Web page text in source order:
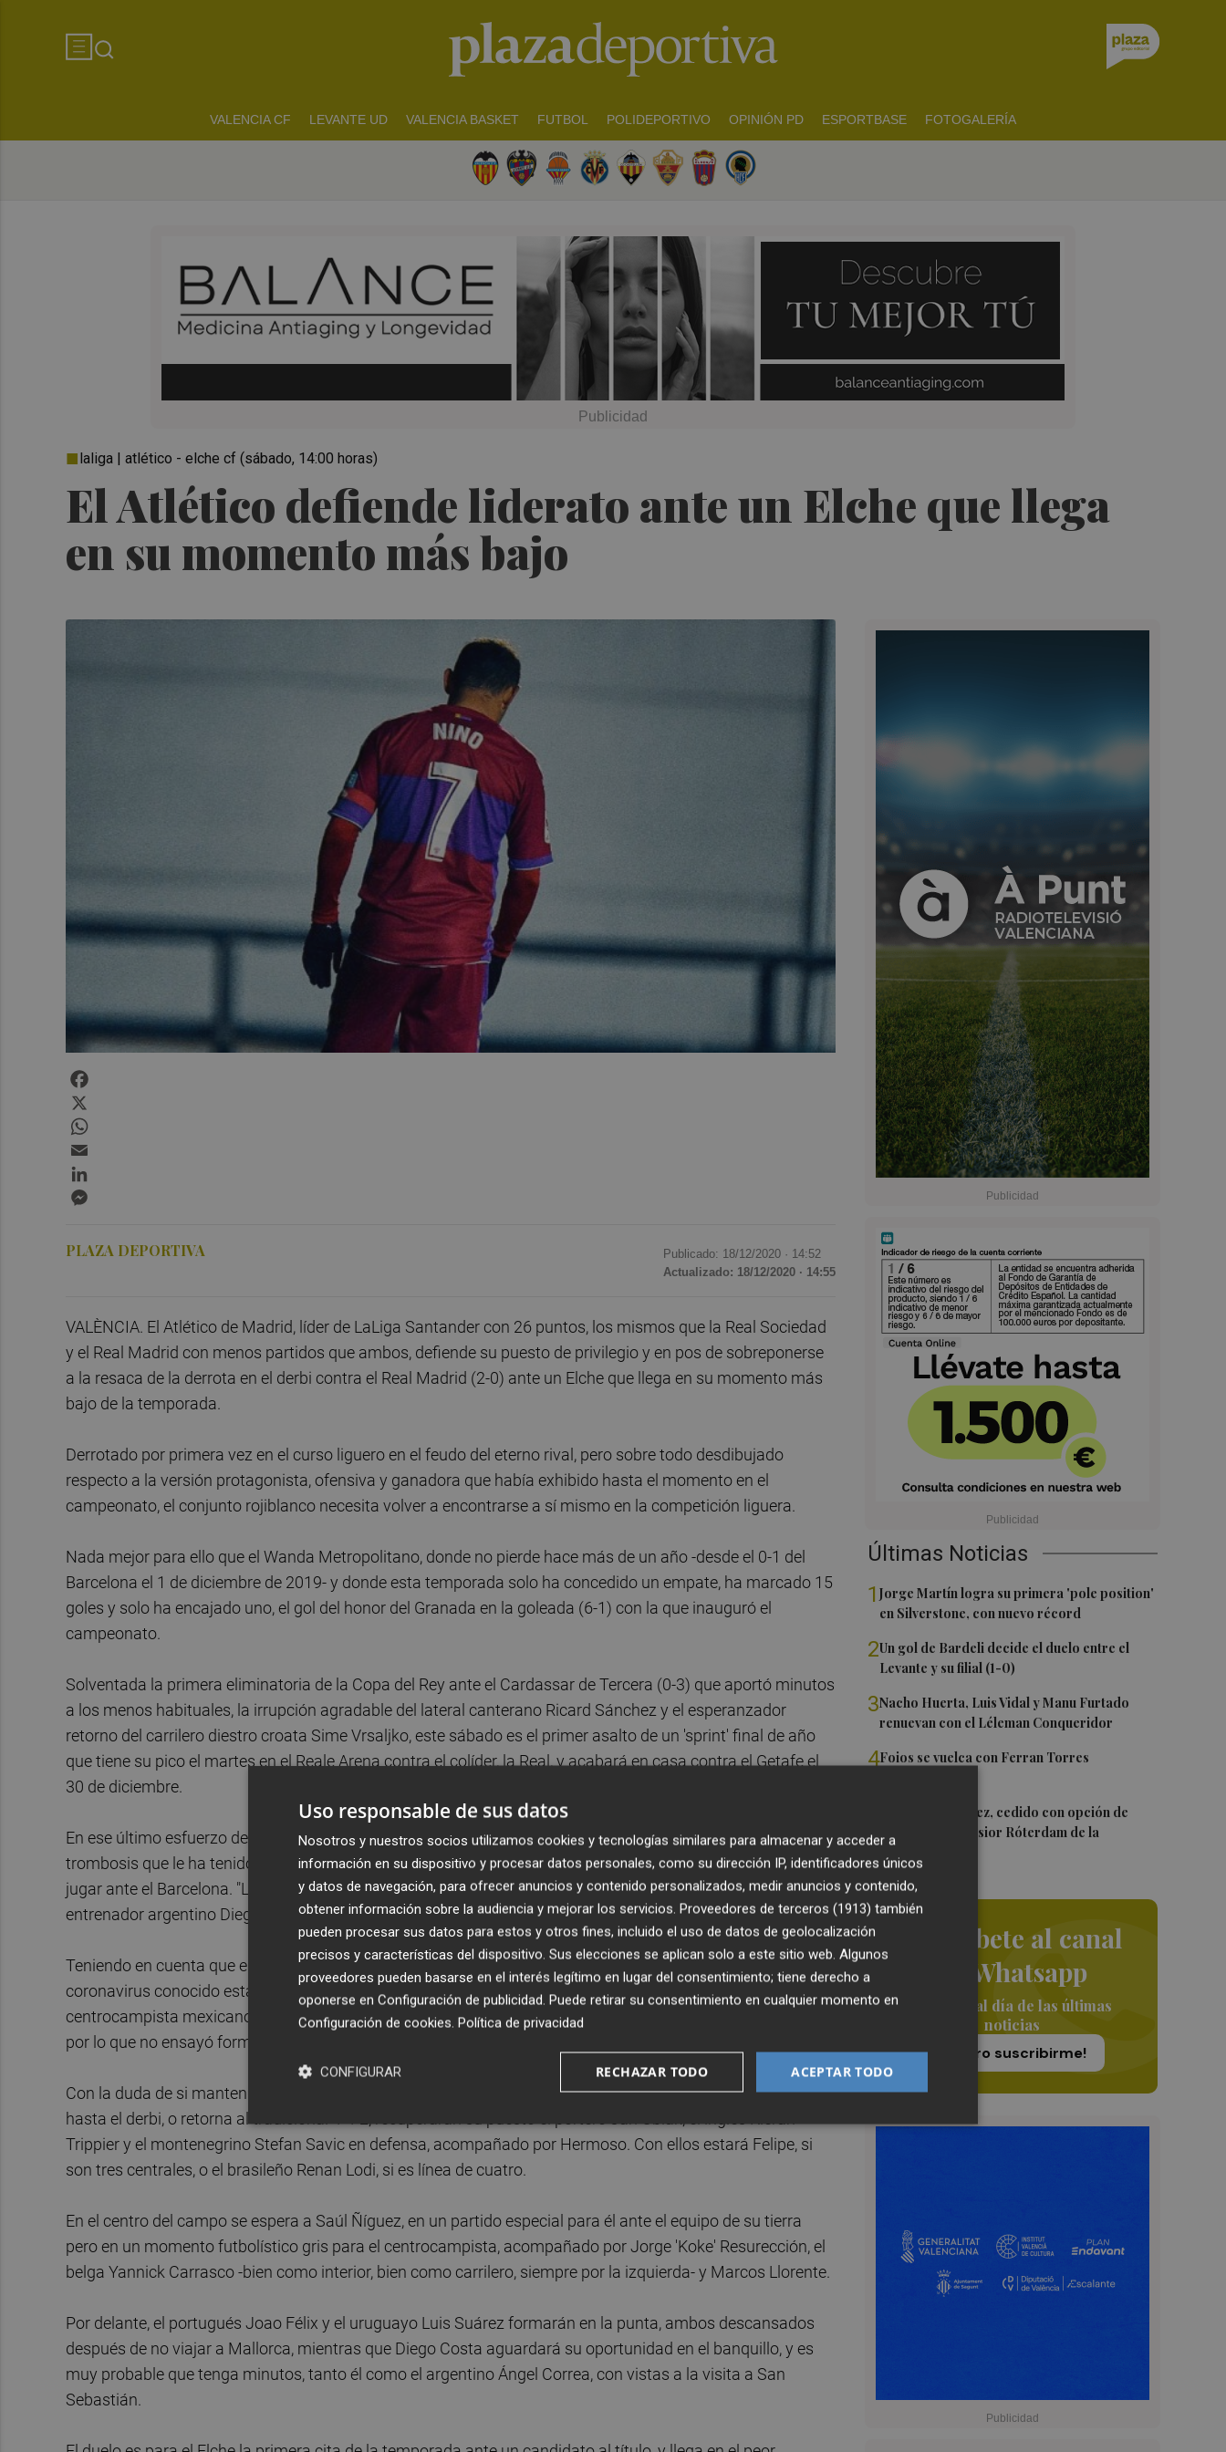
VALENCIA CF LEVANTE UD VALENCIA BASKET FUTBOL POLIDEPORTIVO OPINIÓN PD ESPORTBASE FOTOGALERÍA
El Atlético defiende liderato ante un Elche que llega
en su momento más bajo
laliga | atlético - elche cf (sábado, 14:00 horas)
Últimas Noticias
1Jorge Martín logra su primera 'pole position'
en Silverstone, con nuevo récord
2Un gol de Bardeli decide el duelo entre el
Levante y su filial (1-0)
3Nacho Huerta, Luis Vidal y Manu Furtado
renuevan con el Léleman Conqueridor
4Foios se vuelca con Ferran Torres
Mario Domínguez, cedido con opción de
compra al Excelsior Róterdam de la
Suscríbete al canal
de Whatsapp
Siempre al día de las últimas
noticias
¡Quiero suscribirme!
PLAZA DEPORTIVA Publicado: 18/12/2020 · 14:52
Actualizado: 18/12/2020 · 14:55
VALÈNCIA. El Atlético de Madrid, líder de LaLiga Santander con 26 puntos, los mismos que la Real Sociedad
y el Real Madrid con menos partidos que ambos, defiende su puesto de privilegio y en pos de sobreponerse
a la resaca de la derrota en el derbi contra el Real Madrid (2-0) ante un Elche que llega en su momento más
bajo de la temporada.
Derrotado por primera vez en el curso liguero en el feudo del eterno rival, pero sobre todo desdibujado
respecto a la versión protagonista, ofensiva y ganadora que había exhibido hasta el momento en el
campeonato, el conjunto rojiblanco necesita volver a encontrarse a sí mismo en la competición liguera.
Nada mejor para ello que el Wanda Metropolitano, donde no pierde hace más de un año -desde el 0-1 del
Barcelona el 1 de diciembre de 2019- y donde esta temporada solo ha concedido un empate, ha marcado 15
goles y solo ha encajado uno, el gol del honor del Granada en la goleada (6-1) con la que inauguró el
campeonato.
Solventada la primera eliminatoria de la Copa del Rey ante el Cardassar de Tercera (0-3) que aportó minutos
a los menos habituales, la irrupción agradable del lateral canterano Ricard Sánchez y el esperanzador
retorno del carrilero diestro croata Sime Vrsaljko, este sábado es el primer asalto de un 'sprint' final de año
que tiene su pico el martes en el Reale Arena contra el colíder, la Real, y acabará en casa contra el Getafe el
30 de diciembre.
En ese último esfuerzo del 2020, el Atlético contará con Diego Costa, que parece haber superado la
trombosis que le ha tenido parado los últimos seis encuentros, justo después de que hubiera podido volver a
jugar ante el Barcelona. "Lo vi bastante bien, así que mañana volverá a estar con nosotros", confirmó el
entrenador argentino Diego Pablo Simeone.
Teniendo en cuenta que el entrenamiento de este viernes tuvo que ser con distancias por el positivo por
coronavirus conocido esta semana del portero croata Ivo Grbic -que está asintomático y será baja, junto al
centrocampista mexicano, lesionado, y el uruguayo José María Giménez, aún terminando su recuperación-
por lo que no ensayó formación, lo normal es que vuelva a su once más reconocible.
Con la duda de si mantendrá el esquema de tres centrales y carrileros largos que tan bien había funcionado
hasta el derbi, o retorna al tradicional 4-4-2, recuperarán su puesto el portero Jan Oblak, el inglés Kieran
Trippier y el montenegrino Stefan Savic en defensa, acompañado por Hermoso. Con ellos estará Felipe, si
son tres centrales, o el brasileño Renan Lodi, si es línea de cuatro.
En el centro del campo se espera a Saúl Ñíguez, en un partido especial para él ante el equipo de su tierra
pero en un momento futbolístico gris para el centrocampista, acompañado por Jorge 'Koke' Resurección, el
belga Yannick Carrasco -bien como interior, bien como carrilero, siempre por la izquierda- y Marcos Llorente.
Por delante, el portugués Joao Félix y el uruguayo Luis Suárez formarán en la punta, ambos descansados
después de no viajar a Mallorca, mientras que Diego Costa aguardará su oportunidad en el banquillo, y es
muy probable que tenga minutos, tanto él como el argentino Ángel Correa, con vistas a la visita a San
Sebastián.
Uso responsable de sus datos
Nosotros y nuestros socios utilizamos cookies y tecnologías similares para almacenar y acceder a
información en su dispositivo y procesar datos personales, como su dirección IP, identificadores únicos
y datos de navegación, para ofrecer anuncios y contenido personalizados, medir anuncios y contenido,
obtener información sobre la audiencia y mejorar los servicios. Proveedores de terceros (1913) también
pueden procesar sus datos para estos y otros fines, incluido el uso de datos de geolocalización
precisos y características del dispositivo. Sus elecciones se aplican solo a este sitio web. Algunos
proveedores pueden basarse en el interés legítimo en lugar del consentimiento; tiene derecho a
oponerse en Configuración de publicidad. Puede retirar su consentimiento en cualquier momento en
Configuración de cookies. Política de privacidad
ACEPTAR TODO
RECHAZAR TODO
CONFIGURAR